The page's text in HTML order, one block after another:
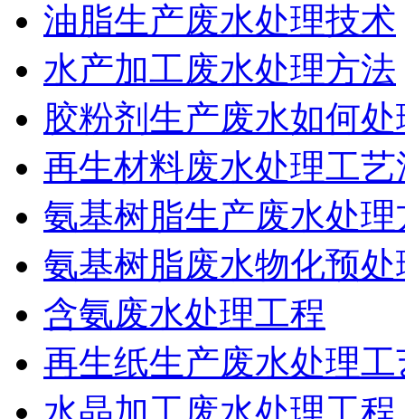
油脂生产废水处理技术
水产加工废水处理方法
胶粉剂生产废水如何处
再生材料废水处理工艺
氨基树脂生产废水处理
氨基树脂废水物化预
含氨废水处理工程
再生纸生产废水处理工